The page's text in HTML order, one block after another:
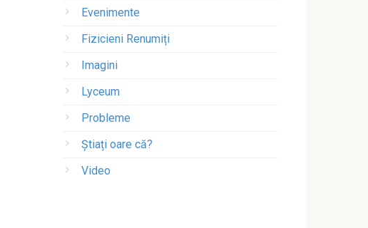
Evenimente
Fizicieni Renumiți
Imagini
Lyceum
Probleme
Știați oare că?
Video